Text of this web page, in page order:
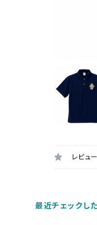
レビュー
最近チェックし